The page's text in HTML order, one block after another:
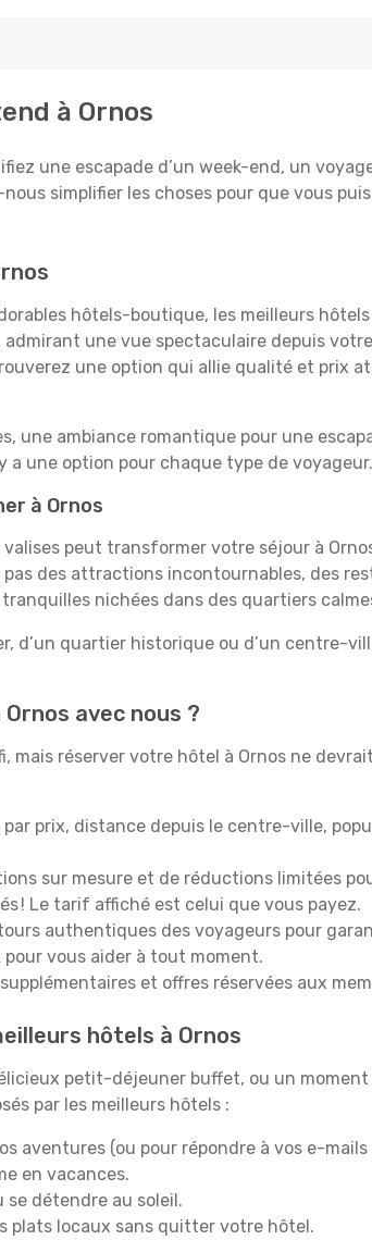
à Ornos
une escapade d’un week-end, un
simplifier les choses pour que vous
hôtels-boutique, les meilleurs
une vue spectaculaire depuis
une option qui allie qualité et prix
une ambiance romantique pour une
a une option pour chaque type de voyageur.
à Ornos
valises peut transformer votre séjour à
des attractions incontournables, des
nichées dans des quartiers
d’un quartier historique ou d’un centre-
avec nous ?
mais réserver votre hôtel à Ornos ne
prix, distance depuis le centre-ville,
sur mesure et de réductions limitées
! Le tarif affiché est celui que vous payez.
authentiques des voyageurs pour
vous aider à tout moment.
et offres réservées aux
hôtels à Ornos
petit-déjeuner buffet, ou un
par les meilleurs hôtels :
aventures (ou pour répondre à vos e-mails
en vacances.
se détendre au soleil.
plats locaux sans quitter votre hôtel.